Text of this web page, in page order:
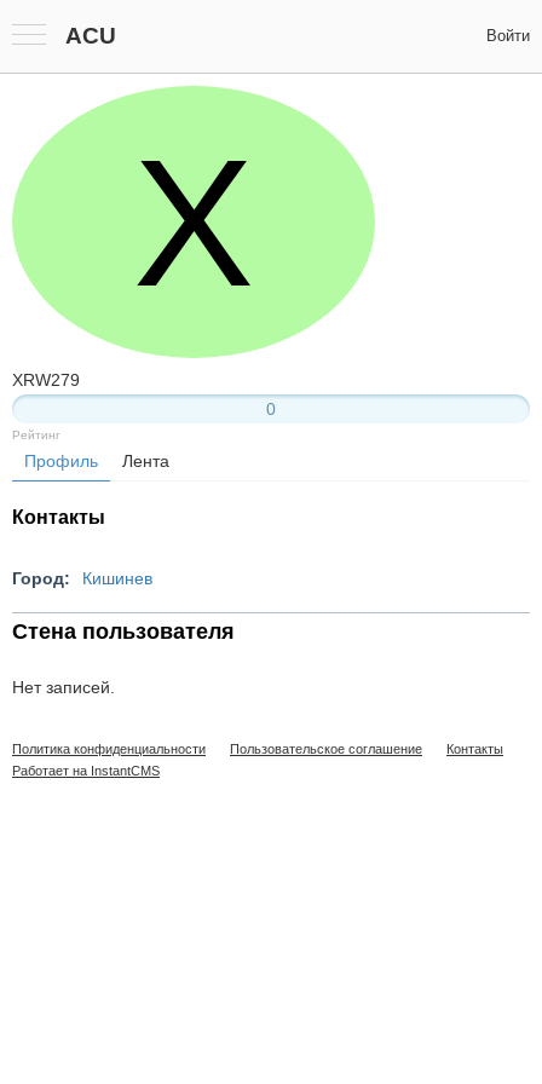
ACU Войти
X
XRW279
0
Рейтинг
Профиль Лента
Контакты
Город: Кишинев
Стена пользователя
Нет записей.
Политика конфиденциальности Пользовательское соглашение
Контакты
Работает на InstantCMS